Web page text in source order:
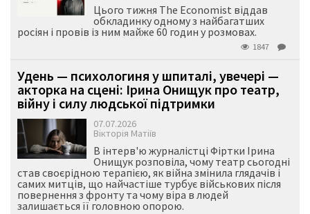
Цього тижня The Economist віддав
обкладинку одному з найбагатших
росіян і провів із ним майже 60 годин у розмовах.
1847
Удень — психологиня у шпиталі, увечері —
акторка на сцені: Ірина Онищук про театр,
війну і силу людської підтримки
07.07.2026
Вікторія Матіїв
В інтерв'ю журналістці Фіртки Ірина
Онищук розповіла, чому театр сьогодні
став своєрідною терапією, як війна змінила глядачів і
самих митців, що найчастіше турбує військових після
повернення з фронту та чому віра в людей
залишається її головною опорою.